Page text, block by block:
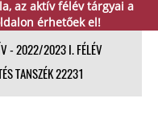
az aktív félév tárgyai a
érhetőek el!
- 2022/2023 I. FÉLÉV
TANSZÉK 22231